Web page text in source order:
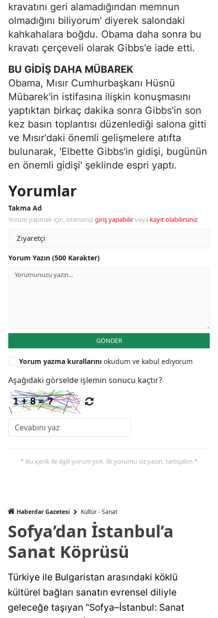
kravatını geri alamadığından memnun
olmadığını biliyorum' diyerek salondaki
kahkahalara boğdu. Obama daha sonra bu
kravatı çerçeveli olarak Gibbs'e iade etti.
BU GİDİŞ DAHA MÜBAREK
Obama, Mısır Cumhurbaşkanı Hüsnü
Mübarek'in istifasına ilişkin konuşmasını
yaptıktan birkaç dakika sonra Gibbs'in son
kez basın toplantısı düzenlediği salona gitti
ve Mısır'daki önemli gelişmelere atıfta
bulunarak, 'Elbette Gibbs'in gidişi, bugünün
en önemli gidişi' şeklinde espri yaptı.
Yorumlar
Takma Ad
Yorum yapmak için, istersenizgiriş yapabilirveya kayıt olabilirsiniz.
Yorum Yazın (500 Karakter)
GÖNDER
Yorum yazma kurallarını okudum ve kabul ediyorum
Aşağıdaki görselde işlemin sonucu kaçtır?
* Bu içerik ile ilgili yorum yok, ilk yorumu siz yazın, tartışalım *
Haberdar Gazetesi Kültür - Sanat
Sofya’dan İstanbul’a
Sanat Köprüsü
Türkiye ile Bulgaristan arasındaki köklü
kültürel bağları sanatın evrensel diliyle
geleceğe taşıyan “Sofya–İstanbul: Sanat